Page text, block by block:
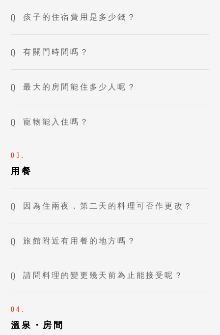
孩子的住宿費用是多少錢？
有關門時間嗎？
最大的房間能住多少人呢？
寵物能入住嗎？
用餐
因為住兩夜，第二天的料理可否作更改？
旅館附近有用餐的地方嗎？
請問料理的變更幾天前為止能接受呢？
溫泉・房間